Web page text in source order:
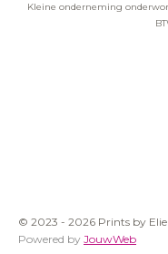
Kleine onderneming
© 2023 - 2026 Prints by
Powered by JouwWeb